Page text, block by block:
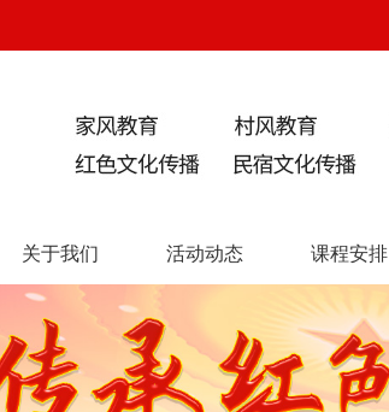
关于我们 活动动态 课程安排